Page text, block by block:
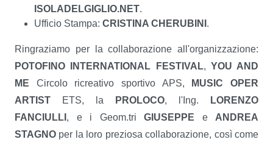
ISOLADELGIGLIO.NET.
Ufficio Stampa: CRISTINA CHERUBINI .
Ringraziamo per la collaborazione all'organizzazione:
POTOFINO INTERNATIONAL FESTIVAL, YOU AND
ME Circolo ricreativo sportivo APS,
MUSIC OPER
ARTIST ETS, la PROLOCO, l'Ing.
LORENZO
FANCIULLI , e i Geom.tri GIUSEPPE e ANDREA
STAGNO per la loro preziosa collaborazione, così come